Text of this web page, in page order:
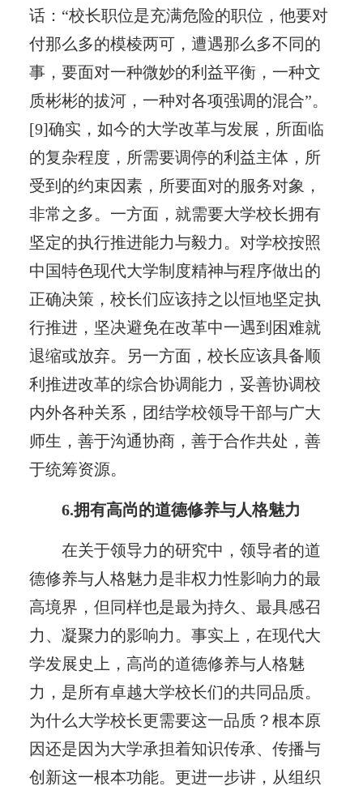
话：“校长职位是充满危险的职位，他要对
付那么多的模棱两可，遭遇那么多不同的
事，要面对一种微妙的利益平衡，一种文
质彬彬的拔河，一种对各项强调的混合”。
[9]确实，如今的大学改革与发展，所面临
的复杂程度，所需要调停的利益主体，所
受到的约束因素，所要面对的服务对象，
非常之多。一方面，就需要大学校长拥有
坚定的执行推进能力与毅力。对学校按照
中国特色现代大学制度精神与程序做出的
正确决策，校长们应该持之以恒地坚定执
行推进，坚决避免在改革中一遇到困难就
退缩或放弃。另一方面，校长应该具备顺
利推进改革的综合协调能力，妥善协调校
内外各种关系，团结学校领导干部与广大
师生，善于沟通协商，善于合作共处，善
于统筹资源。
6.拥有高尚的道德修养与人格魅力
在关于领导力的研究中，领导者的道
德修养与人格魅力是非权力性影响力的最
高境界，但同样也是最为持久、最具感召
力、凝聚力的影响力。事实上，在现代大
学发展史上，高尚的道德修养与人格魅
力，是所有卓越大学校长们的共同品质。
为什么大学校长更需要这一品质？根本原
因还是因为大学承担着知识传承、传播与
创新这一根本功能。更进一步讲，从组织